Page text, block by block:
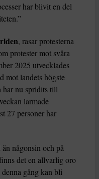
har blivit en del
, rasar protesterna
protester mot svåra
2025 utvecklades
mot landets högste
har nu spridits till
larmade
27 personer har
någonsin och på
det en allvarlig oro
gång kan bli